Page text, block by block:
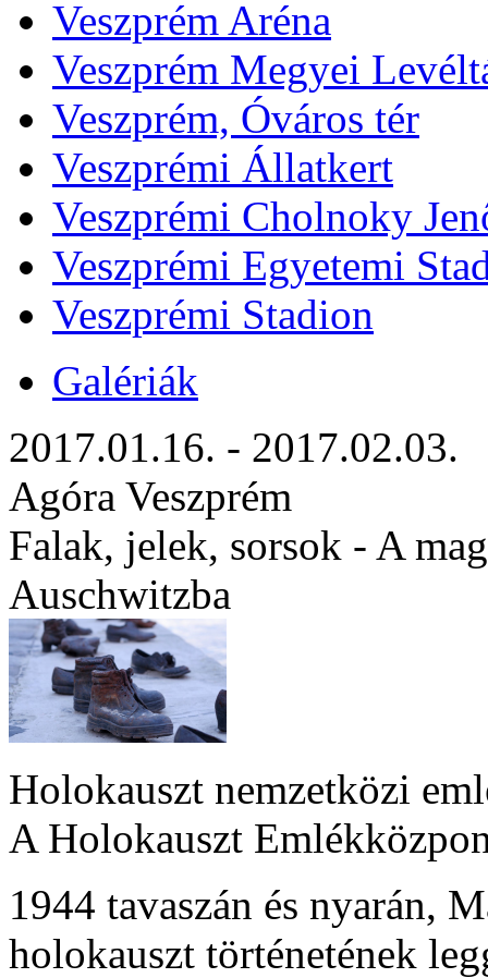
Veszprém Aréna
Veszprém Megyei
Veszprém, Óváros tér
Veszprémi Állatkert
Veszprémi Cholnoky
Veszprémi Egyetemi
Veszprémi Stadion
Galériák
2017.01.16. - 2017.02.03.
Agóra Veszprém
Falak, jelek, sorsok - A
Auschwitzba
Holokauszt nemzetközi
A Holokauszt
1944 tavaszán és nyarán,
holokauszt történetének